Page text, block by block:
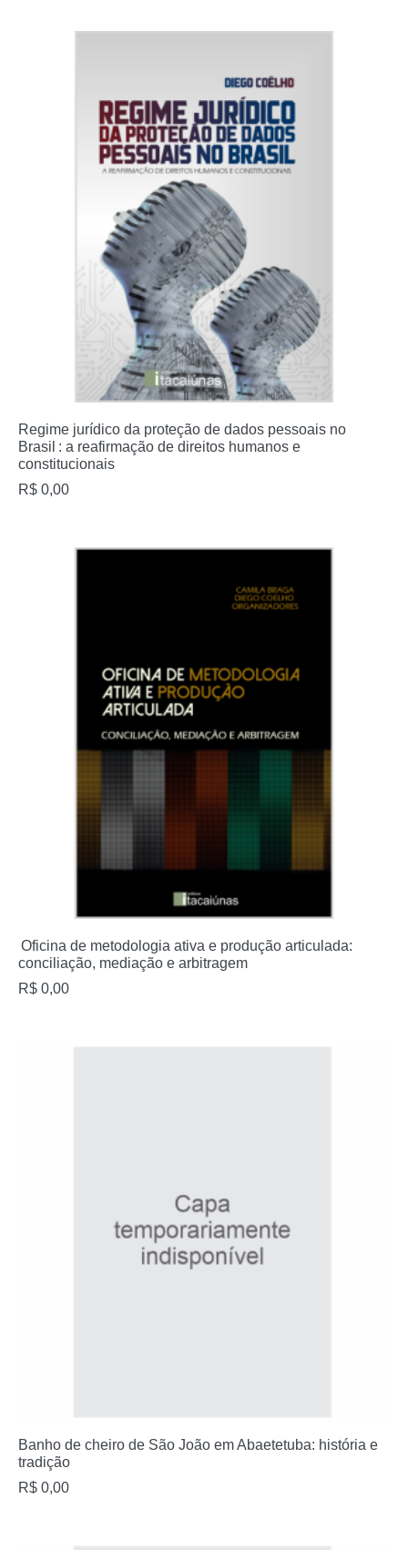
Regime jurídico da proteção de dados pessoais no
Brasil : a reafirmação de direitos humanos e
constitucionais
R$ 0,00
Oficina de metodologia ativa e produção articulada:
conciliação, mediação e arbitragem
R$ 0,00
Banho de cheiro de São João em Abaetetuba: história e
tradição
R$ 0,00